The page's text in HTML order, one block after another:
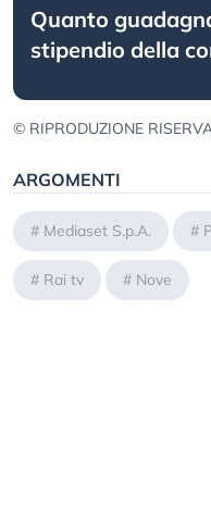
Quanto
stipendio della
© RIPRODUZIONE
ARGOMENTI
# Mediaset S.p.A. #
# Rai tv # Nove